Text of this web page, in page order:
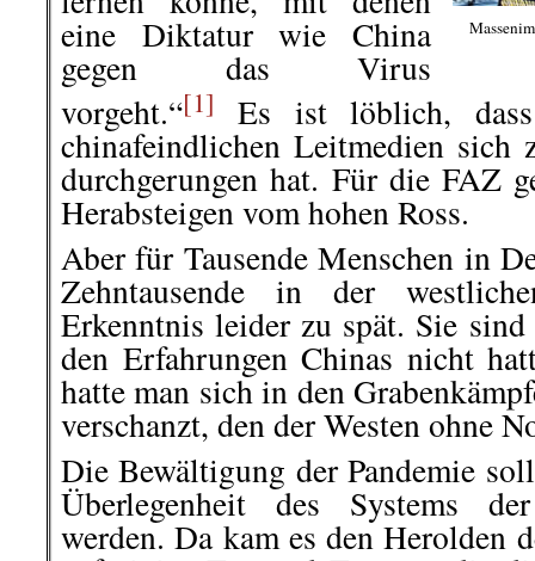
eine Diktatur wie China
gegen das Virus
vorgeht.“[1] Es ist löblich,
chinafeindlichen Leitmedien sich
durchgerungen hat. Für die FAZ
Herabsteigen vom hohen Ross.
Aber für Tausende Menschen in
Zehntausende in der
Erkenntnis leider zu spät. Sie
den Erfahrungen Chinas nicht
hatte man sich in den
verschanzt, den der Westen ohne
Die Bewältigung der Pandemie
Überlegenheit des Systems
werden. Da kam es den Herolden